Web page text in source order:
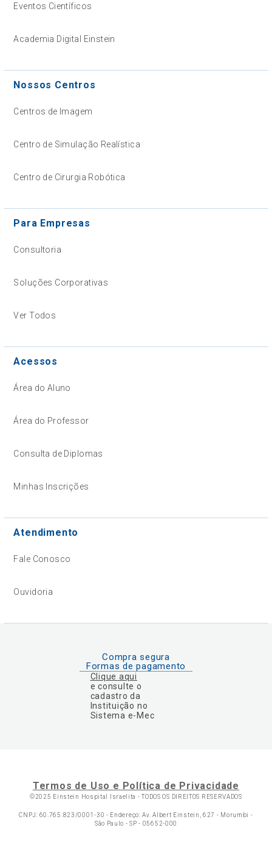
Eventos Científicos
Academia Digital Einstein
Nossos Centros
Centros de Imagem
Centro de Simulação Realística
Centro de Cirurgia Robótica
Para Empresas
Consultoria
Soluções Corporativas
Ver Todos
Acessos
Área do Aluno
Área do Professor
Consulta de Diplomas
Minhas Inscrições
Atendimento
Fale Conosco
Ouvidoria
Compra segura
Formas de pagamento
Clique aqui
e consulte o
cadastro da
Instituição no
Sistema e-Mec
Termos de Uso e Política de Privacidade
©2025 Einstein Hospital Israelita -TODOS OS DIREITOS RESERVADOS
CNPJ: 60.765.823/0001-30 - Endereço: Av. Albert Einstein, 627 - Morumbi -
São Paulo - SP - 05652-000